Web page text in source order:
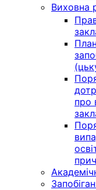
Виховна
про